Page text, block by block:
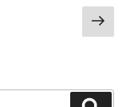
Page